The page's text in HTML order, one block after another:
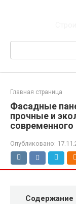
Поиск:
Главная страница
Фасадные
прочные и
современного
Опубликовано:
Содержание